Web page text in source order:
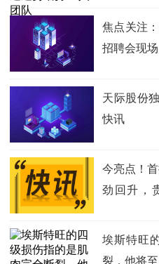
焦点关注
招聘会现
天际股份
快讯
今亮点！
劲回升，
ETF华宝
埃斯特旺
裂，他将